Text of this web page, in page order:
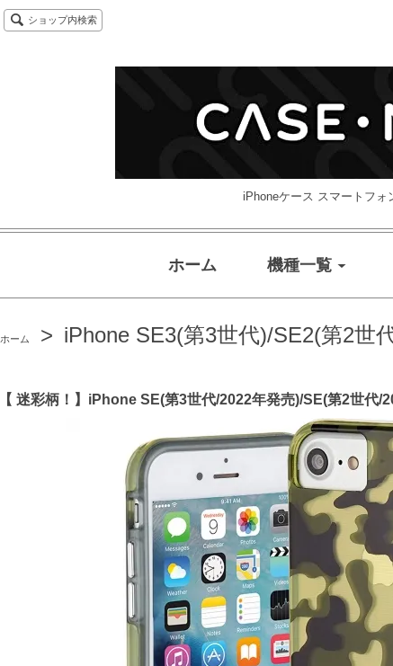
ショップ内検索
iPhoneケース スマートフォ
ホーム 機種一覧
ホーム > iPhone SE3(第3世代)/SE2(第2世
【 迷彩柄！】iPhone SE(第3世代/2022年発売)/SE(第2世代